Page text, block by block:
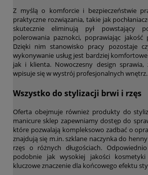
Z myślą o komforcie i bezpieczeństwie
praktyczne rozwiązania, takie jak
skutecznie eliminują pył powstający
polerowania paznokci, poprawiając jakość
Dzięki nim stanowisko pracy pozostaje
wykonywanie usług jest bardziej
jak i klienta. Nowoczesny design sprawia,
wpisuje się w wystrój profesjonalnych wnętrz.
Wszystko do stylizacji brwi i rzęs
Oferta obejmuje również produkty do
manicure sklep zapewniamy dostęp do
które pozwalają kompleksowo zadbać o
znajdują się m.in. szklane naczynka do
rzęs o różnych długościach.
podobnie jak wysokiej jakości
kluczowe znaczenie dla końcowego efektu